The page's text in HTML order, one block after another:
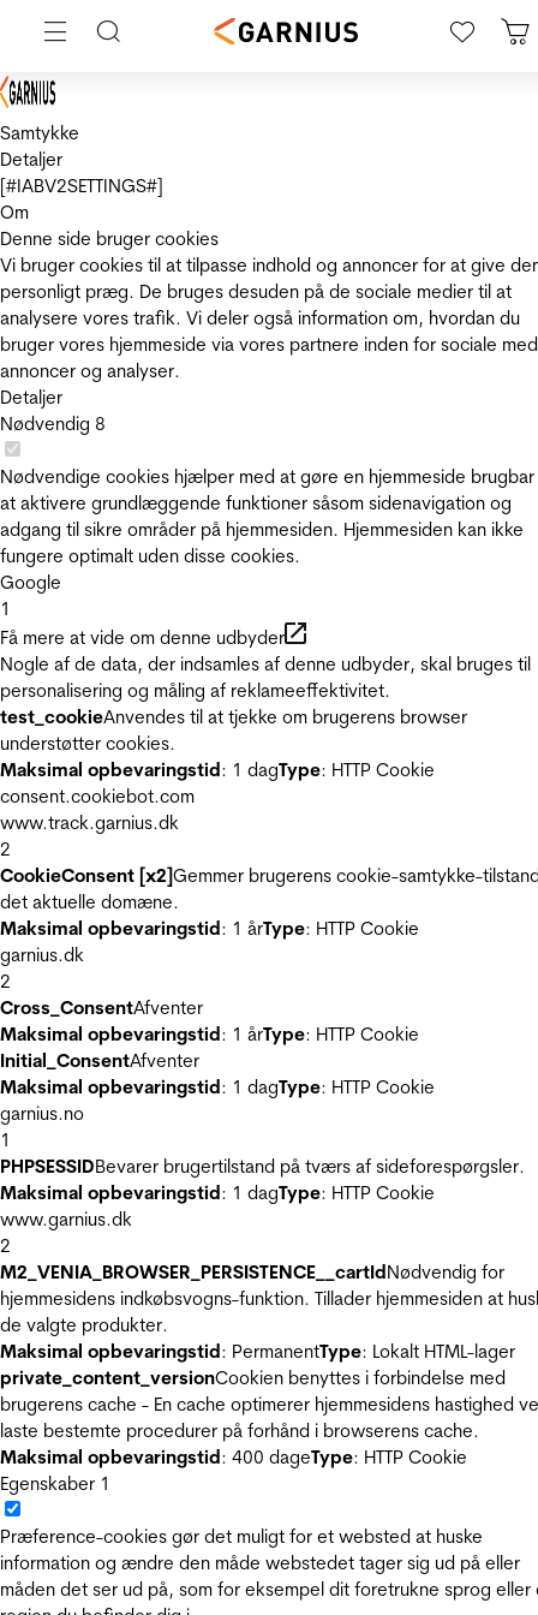
Samtykke
Detaljer
[#IABV2SETTINGS#]
Om
Denne side bruger cookies
Vi bruger cookies til at tilpasse indhold og annoncer for at give
personligt præg. De bruges desuden på de sociale medier til at
analysere vores trafik. Vi deler også information om, hvordan du
bruger vores hjemmeside via vores partnere inden for sociale
annoncer og analyser.
Detaljer
Nødvendig 8
Nødvendige cookies hjælper med at gøre en hjemmeside
at aktivere grundlæggende funktioner såsom sidenavigation og
adgang til sikre områder på hjemmesiden. Hjemmesiden kan ikke
fungere optimalt uden disse cookies.
Google
1
Få mere at vide om denne udbyder
Nogle af de data, der indsamles af denne udbyder, skal bruges til
personalisering og måling af reklameeffektivitet.
test_cookieAnvendes til at tjekke om brugerens browser
understøtter cookies.
Maksimal opbevaringstid: 1 dagType: HTTP Cookie
consent.cookiebot.com
www.track.garnius.dk
2
CookieConsent [x2]Gemmer brugerens cookie-samtykke-
det aktuelle domæne.
Maksimal opbevaringstid: 1 årType: HTTP Cookie
garnius.dk
2
Cross_ConsentAfventer
Maksimal opbevaringstid: 1 årType: HTTP Cookie
Initial_ConsentAfventer
Maksimal opbevaringstid: 1 dagType: HTTP Cookie
garnius.no
1
PHPSESSIDBevarer brugertilstand på tværs af sideforespørgsler.
Maksimal opbevaringstid: 1 dagType: HTTP Cookie
www.garnius.dk
2
M2_VENIA_BROWSER_PERSISTENCE__cartIdNødvendig for
hjemmesidens indkøbsvogns-funktion. Tillader hjemmesiden at
de valgte produkter.
Maksimal opbevaringstid: PermanentType: Lokalt HTML-lager
private_content_versionCookien benyttes i forbindelse med
brugerens cache - En cache optimerer hjemmesidens hastighed
laste bestemte procedurer på forhånd i browserens cache.
Maksimal opbevaringstid: 400 dageType: HTTP Cookie
Egenskaber 1
Præference-cookies gør det muligt for et websted at huske
information og ændre den måde webstedet tager sig ud på eller
måden det ser ud på, som for eksempel dit foretrukne sprog eller